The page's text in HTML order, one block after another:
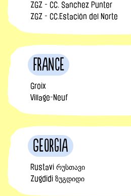
ZGZ - CC. Sanchez Punter
ZGZ - CC.Estación del Norte
France
Groix
Village-Neuf
Georgia
Rustavi რუსთავი
Zugdidi ზუგდიდი